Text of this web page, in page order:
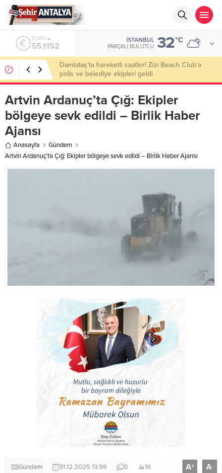
ALTIN
6.529,72
İSTANBUL
PARÇALI BULUTLU 32°C
Hatay Payas Demir Çelik’te neler oluyor?
Artvin Ardanuç’ta Çığ: Ekipler
bölgeye sevk edildi – Birlik Haber
Ajansı
Anasayfa
Gündem
Artvin Ardanuç’ta Çığ: Ekipler bölgeye sevk edildi – Birlik Haber Ajansı
Gündem 31.12.2025 13:56 0 16 A+ A-